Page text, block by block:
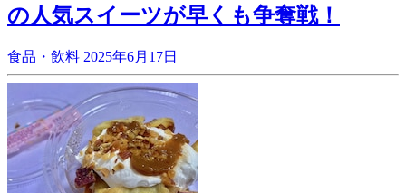
の人気スイーツが早くも争奪戦！
食品・飲料 2025年6月17日